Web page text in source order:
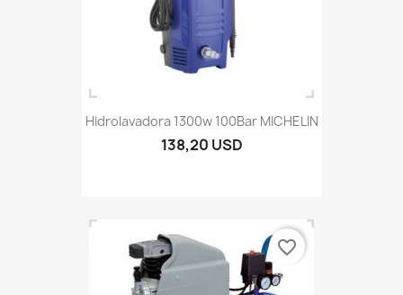
Hidrolavadora 1300w 100Bar MICHELIN
138,20 USD
favorite_border